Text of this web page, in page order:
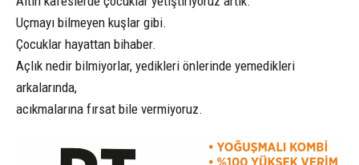
Uçmayı bilmeyen kuşlar gibi.
Çocuklar hayattan bihaber.
Açlık nedir bilmiyorlar, yedikleri önlerinde yemedikleri
arkalarında,
acıkmalarına fırsat bile vermiyoruz.